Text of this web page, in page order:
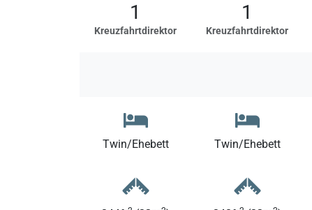
1
Kreuzfahrtdirektor
1
Kreuzfahrtdirektor
Twin/Ehebett Twin/Ehebett